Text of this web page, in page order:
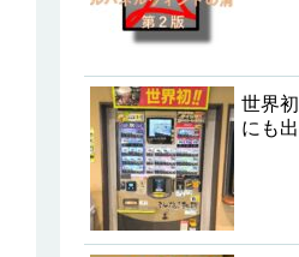
世界
にも